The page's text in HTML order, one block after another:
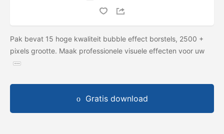
Pak bevat 15 hoge kwaliteit bubble effect borstels, 2500 +
pixels grootte. Maak professionele visuele effecten voor uw
Gratis download